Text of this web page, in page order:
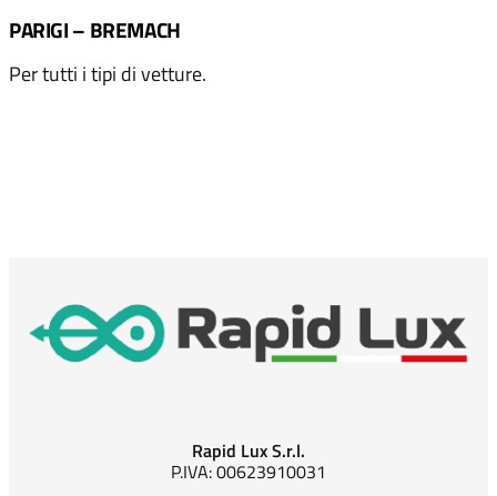
PARIGI – BREMACH
Per tutti i tipi di vetture.
Rapid Lux S.r.l.
P.IVA: 00623910031